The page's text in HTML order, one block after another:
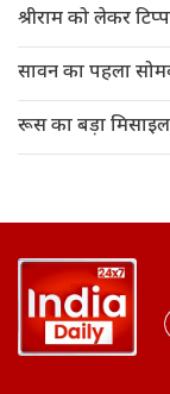
श्रीराम को लेकर
सावन का पहला
रूस का बड़ा